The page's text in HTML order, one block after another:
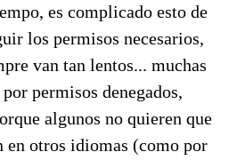
es complicado esto de
los permisos necesarios,
van tan lentos... muchas
permisos denegados,
algunos no quieren que
en otros idiomas (como por